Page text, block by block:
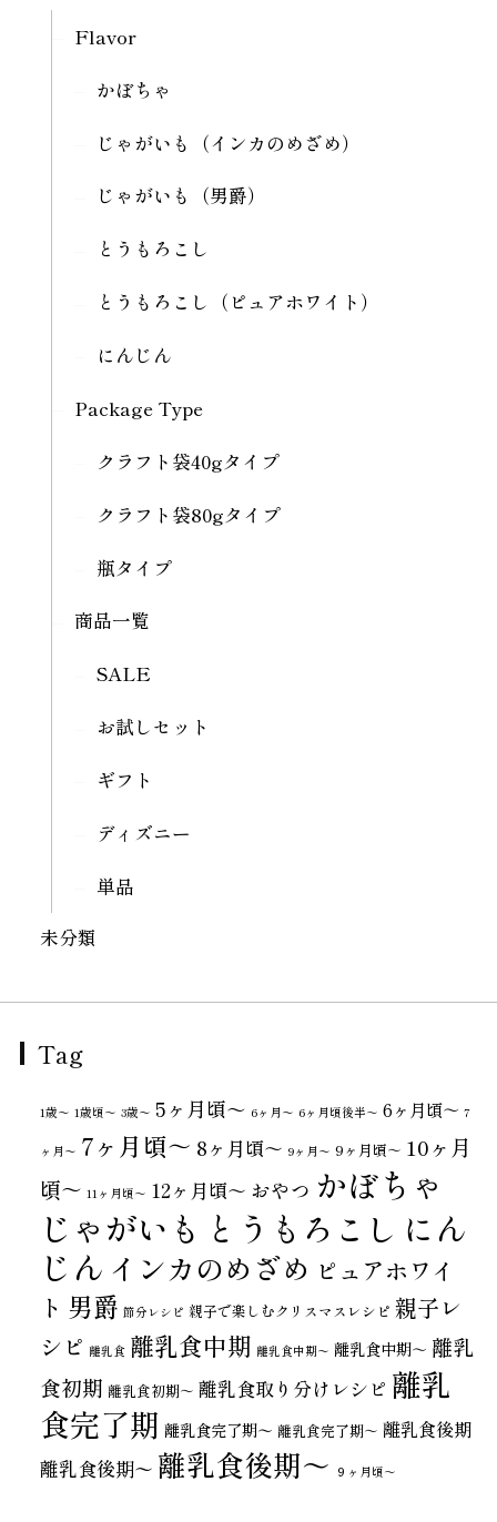
Flavor
かぼちゃ
じゃがいも（インカのめざめ）
じゃがいも（男爵）
とうもろこし
とうもろこし（ピュアホワイト）
にんじん
Package Type
クラフト袋40gタイプ
クラフト袋80gタイプ
瓶タイプ
商品一覧
SALE
お試しセット
ギフト
ディズニー
単品
未分類
Tag
1歳〜 1歳頃～ 3歳〜 5ヶ月頃～ 6ヶ月〜 6ヶ月頃後半～ 6ヶ月頃～ 7
ヶ月〜 7ヶ月頃～ 8ヶ月頃～ 9ヶ月〜 9ヶ月頃～ 10ヶ月
頃～ 11ヶ月頃～ 12ヶ月頃～ おやつ かぼちゃ
じゃがいも とうもろこし にん
じん インカのめざめ ピュアホワイ
ト 男爵 節分レシピ 親子で楽しむクリスマスレシピ 親子レ
シピ 離乳食 離乳食中期 離乳食中期〜 離乳食中期～ 離乳
食初期 離乳食初期～ 離乳食取り分けレシピ 離乳
食完了期 離乳食完了期〜 離乳食完了期～ 離乳食後期
離乳食後期〜 離乳食後期～ ９ヶ月頃～